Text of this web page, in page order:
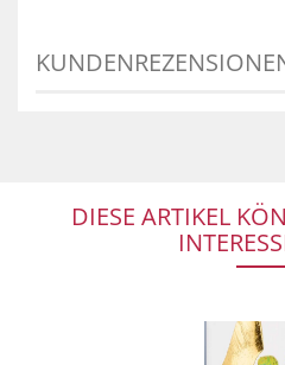
DIESE ARTIKEL